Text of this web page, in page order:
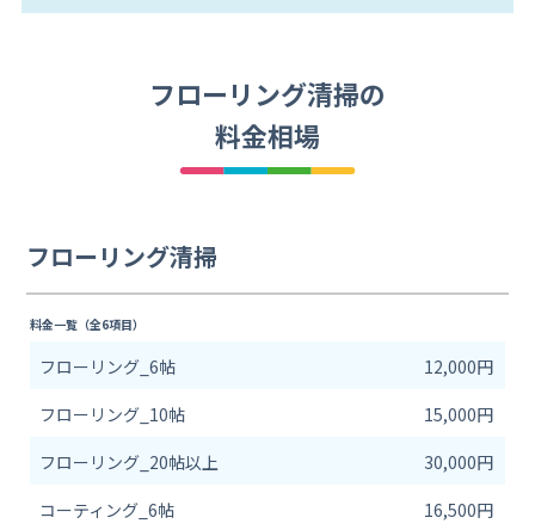
フローリング清掃の
料金相場
フローリング清掃
料金一覧（全6項目）
フローリング_6帖
12,000円
フローリング_10帖
15,000円
フローリング_20帖以上
30,000円
コーティング_6帖
16,500円